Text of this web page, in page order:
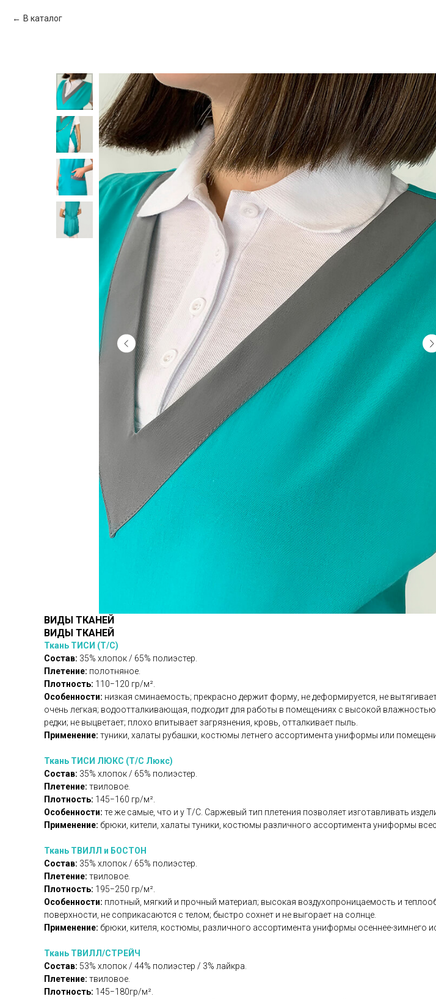
В каталог
ВИДЫ ТКАНЕЙ
ВИДЫ ТКАНЕЙ
Ткань ТИСИ (Т/С)
Состав: 35% хлопок / 65% полиэстер.
Плетение: полотняное.
Плотность: 110−120 гр/м².
Особенности: низкая сминаемость; прекрасно держит форму, не деформируется, не
очень легкая; водоотталкивающая, подходит для работы в помещениях с высокой
редки; не выцветает; плохо впитывает загрязнения, кровь, отталкивает пыль.
Применение: туники, халаты рубашки, костюмы летнего ассортимента униформы или
Ткань ТИСИ ЛЮКС (Т/С Люкс)
Состав: 35% хлопок / 65% полиэстер.
Плетение: твиловое.
Плотность: 145−160 гр/м².
Особенности: те же самые, что и у Т/С. Саржевый тип плетения позволяет изготавливать
Применение: брюки, кители, халаты туники, костюмы различного ассортимента униформы
Ткань ТВИЛЛ и БОСТОН
Состав: 35% хлопок / 65% полиэстер.
Плетение: твиловое.
Плотность: 195−250 гр/м².
Особенности: плотный, мягкий и прочный материал; высокая воздухопроницаемость и
поверхности, не соприкасаются с телом; быстро сохнет и не выгорает на солнце.
Применение: брюки, кителя, костюмы, различного ассортимента униформы осеннее-зимнего
Ткань ТВИЛЛ/СТРЕЙЧ
Состав: 53% хлопок / 44% полиэстер / 3% лайкра.
Плетение: твиловое.
Плотность: 145−180гр/м².